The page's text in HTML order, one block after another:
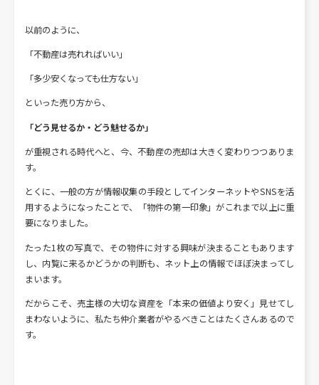
以前のように、
「不動産は売れればいい」
「多少安くなっても仕方ない」
といった売り方から、
「どう見せるか・どう魅せるか」
が重視される時代へと、今、不動産の売却は大きく変わりつつありま
す。
とくに、一般の方が情報収集の手段としてインターネットやSNSを活
用するようになったことで、「物件の第一印象」がこれまで以上に重
要になりました。
たった1枚の写真で、その物件に対する興味が決まることもあります
し、内覧に来るかどうかの判断も、ネット上の情報でほぼ決まってし
まいます。
だからこそ、売主様の大切な資産を「本来の価値より安く」見せてし
まわないように、私たち仲介業者がやるべきことはたくさんあるので
す。